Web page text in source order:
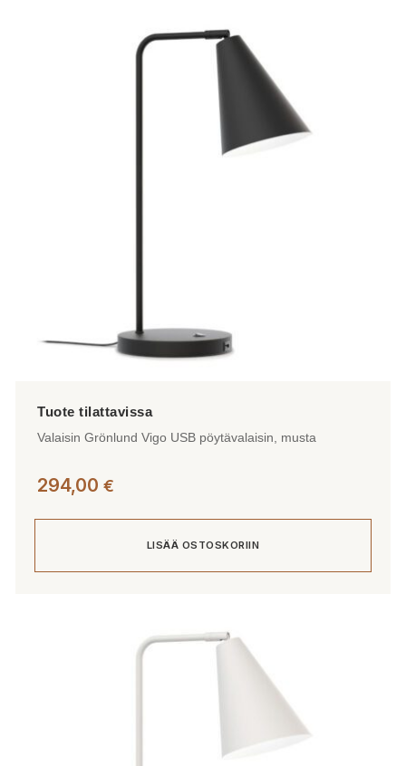
Valaisin Grönlund Vigo USB pöytävalaisin, musta
294,00 €
LISÄÄ OSTOSKORIIN